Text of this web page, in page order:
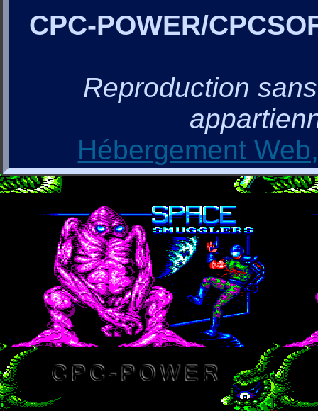
CPC-POWER/
Reproduction
Hébergement